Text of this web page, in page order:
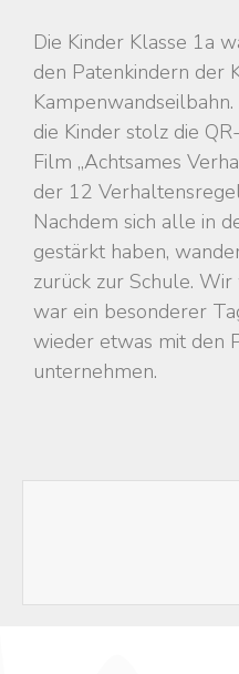
Die Kinder Klasse 1a
den Patenkindern der
die Kinder stolz die
Film „Achtsames
der 12
Nachdem sich alle in
gestärkt haben,
zurück zur Schule.
war ein besonderer
wieder etwas mit den
unternehmen.